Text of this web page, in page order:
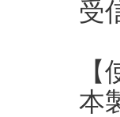
受
本